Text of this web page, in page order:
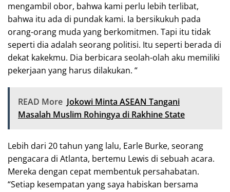
mengambil obor, bahwa kami perlu lebih terlibat,
bahwa itu ada di pundak kami. Ia bersikukuh pada
orang-orang muda yang berkomitmen. Tapi itu tidak
seperti dia adalah seorang politisi. Itu seperti berada di
dekat kakekmu. Dia berbicara seolah-olah aku memiliki
pekerjaan yang harus dilakukan. “
READ More Jokowi Minta ASEAN Tangani
Masalah Muslim Rohingya di Rakhine State
Lebih dari 20 tahun yang lalu, Earle Burke, seorang
pengacara di Atlanta, bertemu Lewis di sebuah acara.
Mereka dengan cepat membentuk persahabatan.
“Setiap kesempatan yang saya habiskan bersama